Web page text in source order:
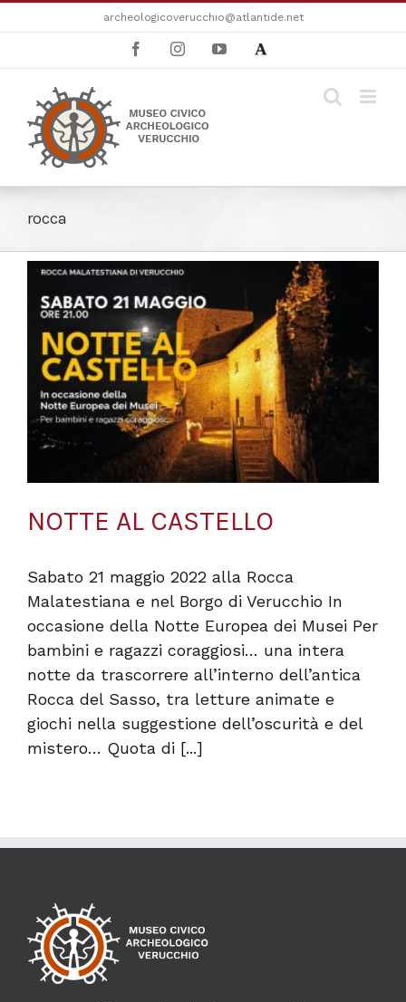
al
archeologicoverucchio@atlantide.net
FacebookInstagramYouTubeAcademia
rocca
NOTTE AL CASTELLO
Sabato 21 maggio 2022 alla Rocca
Malatestiana e nel Borgo di Verucchio In
occasione della Notte Europea dei Musei Per
bambini e ragazzi coraggiosi… una intera
notte da trascorrere all’interno dell’antica
Rocca del Sasso, tra letture animate e
giochi nella suggestione dell’oscurità e del
mistero… Quota di [...]